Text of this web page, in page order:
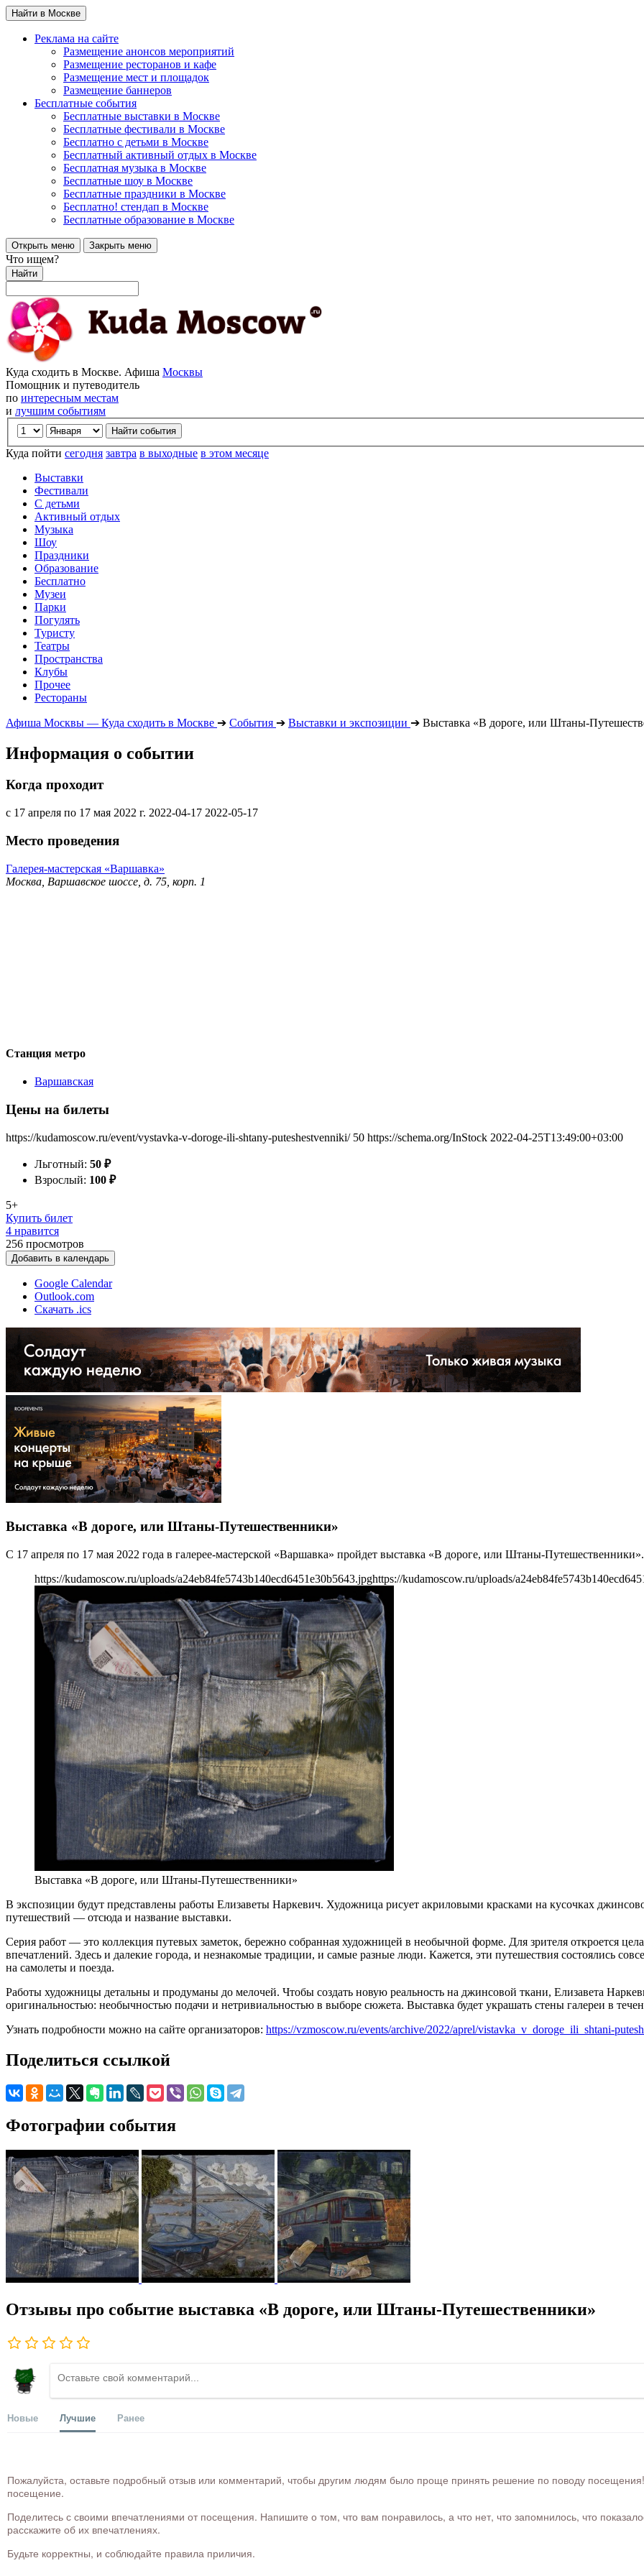
Найти в Москве
Реклама на сайте
Размещение анонсов мероприятий
Размещение ресторанов и кафе
Размещение мест и площадок
Размещение баннеров
Бесплатные события
Бесплатные выставки в Москве
Бесплатные фестивали в Москве
Бесплатно с детьми в Москве
Бесплатный активный отдых в Москве
Бесплатная музыка в Москве
Бесплатные шоу в Москве
Бесплатные праздники в Москве
Бесплатно! стендап в Москве
Бесплатные образование в Москве
Открыть меню Закрыть меню
Что ищем?
Найти
Куда сходить в Москве. Афиша Москвы
Помощник и путеводитель
по интересным местам
и лучшим событиям
Куда пойти сегодня завтра в выходные в этом месяце
Выставки
Фестивали
С детьми
Активный отдых
Музыка
Шоу
Праздники
Образование
Бесплатно
Музеи
Парки
Погулять
Туристу
Театры
Пространства
Клубы
Прочее
Рестораны
Афиша Москвы — Куда сходить в Москве ➔ События ➔ Выставки и экспозиции ➔ Выставка «В дороге, или Штаны-
Информация о событии
Когда проходит
с 17 апреля по 17 мая 2022 г. 2022-04-17 2022-05-17
Место проведения
Галерея-мастерская «Варшавка»
Москва, Варшавское шоссе, д. 75, корп. 1
Станция метро
Варшавская
Цены на билеты
https://kudamoscow.ru/event/vystavka-v-doroge-ili-shtany-puteshestvenniki/ 50 https://schema.org/InStock 2022-04-25T13:49:00+03:00
Льготный: 50 ₽
Взрослый: 100 ₽
5+
Купить билет
4 нравится
256 просмотров
Добавить в календарь
Google Calendar
Outlook.com
Скачать .ics
Выставка «В дороге, или Штаны-Путешественники»
С 17 апреля по 17 мая 2022 года в галерее-мастерской «Варшавка» пройдет выставка «В дороге, или Штаны-Путешественники».
https://kudamoscow.ru/uploads/a24eb84fe5743b140ecd6451e30b5643.jpghttps://kudamoscow.ru/uploads/
Выставка «В дороге, или Штаны-Путешественники»
В экспозиции будут представлены работы Елизаветы Наркевич. Художница рисует акриловыми красками на кусочках
путешествий — отсюда и название выставки.
Серия работ — это коллекция путевых заметок, бережно собранная художницей в необычной форме. Для зрителя откроется
впечатлений. Здесь и далекие города, и незнакомые традиции, и самые разные люди. Кажется, эти путешествия состоялись
на самолеты и поезда.
Работы художницы детальны и продуманы до мелочей. Чтобы создать новую реальность на джинсовой ткани, Елизавета
оригинальностью: необычностью подачи и нетривиальностью в выборе сюжета. Выставка будет украшать стены галереи в
Узнать подробности можно на сайте организаторов: https://vzmoscow.ru/events/archive/2022/aprel/vistavka_v_doroge_ili_shtani-
Поделиться ссылкой
Фотографии события
Отзывы про событие выставка «В дороге, или Штаны-Путешественники»
Новые Лучшие Ранее
Пожалуйста, оставьте подробный отзыв или комментарий, чтобы другим людям было проще принять решение по поводу посещения!
посещение.
Поделитесь с своими впечатлениями от посещения. Напишите о том, что вам понравилось, а что нет, что запомнилось, что
расскажите об их впечатлениях.
Будьте корректны, и соблюдайте правила приличия.